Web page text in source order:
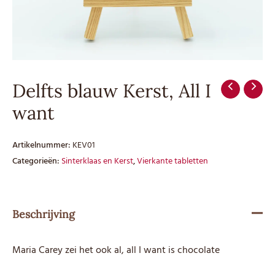
Delfts blauw Kerst, All I
want
Artikelnummer: KEV01
Categorieën: Sinterklaas en Kerst,Vierkante tabletten
Beschrijving
Maria Carey zei het ook al, all I want is chocolate